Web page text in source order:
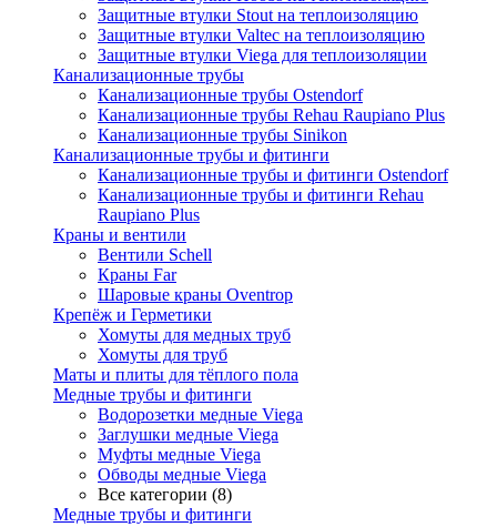
Защитные втулки Stout на теплоизоляцию
Защитные втулки Valtec на теплоизоляцию
Защитные втулки Viega для теплоизоляции
Канализационные трубы
Канализационные трубы Ostendorf
Канализационные трубы Rehau Raupiano Plus
Канализационные трубы Sinikon
Канализационные трубы и фитинги
Канализационные трубы и фитинги Ostendorf
Канализационные трубы и фитинги Rehau
Raupiano Plus
Краны и вентили
Вентили Schell
Краны Far
Шаровые краны Oventrop
Крепёж и Герметики
Хомуты для медных труб
Хомуты для труб
Маты и плиты для тёплого пола
Медные трубы и фитинги
Водорозетки медные Viega
Заглушки медные Viega
Муфты медные Viega
Обводы медные Viega
Все категории (8)
Медные трубы и фитинги